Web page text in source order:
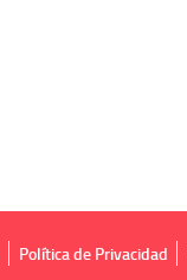
Política de Privacidad